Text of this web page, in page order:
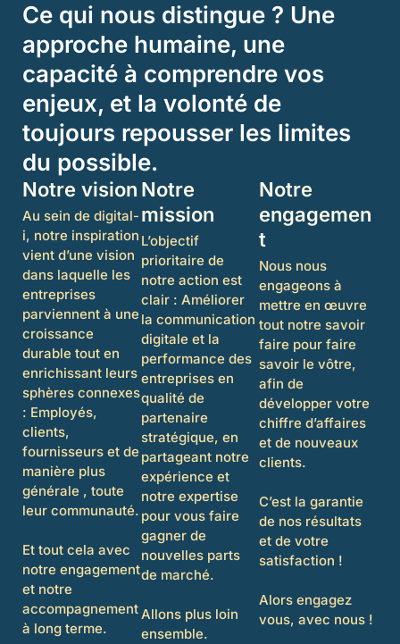
Ce qui nous distingue ? Une
approche humaine, une
capacité à comprendre vos
enjeux, et la volonté de
toujours repousser les limites
du possible.
Notre vision
Au sein de digital-
i, notre inspiration
vient d’une vision
dans laquelle les
entreprises
parviennent à une
croissance
durable tout en
enrichissant leurs
sphères connexes
: Employés,
clients,
fournisseurs et de
manière plus
générale , toute
leur communauté.
Et tout cela avec
notre engagement
et notre
accompagnement
à long terme.
Notre
mission
L’objectif
prioritaire de
notre action est
clair : Améliorer
la communication
digitale et la
performance des
entreprises en
qualité de
partenaire
stratégique, en
partageant notre
expérience et
notre expertise
pour vous faire
gagner de
nouvelles parts
de marché.
Allons plus loin
ensemble.
Notre
engagemen
t
Nous nous
engageons à
mettre en œuvre
tout notre savoir
faire pour faire
savoir le vôtre,
afin de
développer votre
chiffre d’affaires
et de nouveaux
clients.
C’est la garantie
de nos résultats
et de votre
satisfaction !
Alors engagez
vous, avec nous !